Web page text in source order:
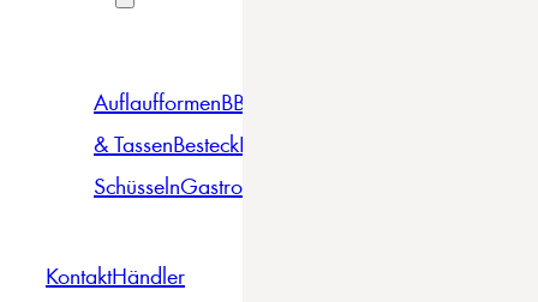
AuflaufformenBBQ
& TassenBesteckBowls &
SchüsselnGastro
KontaktHändler